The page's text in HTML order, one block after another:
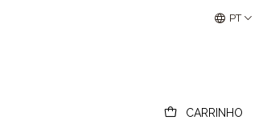
CARRINHO
- Leilões Colecionismo e PT
de Murano